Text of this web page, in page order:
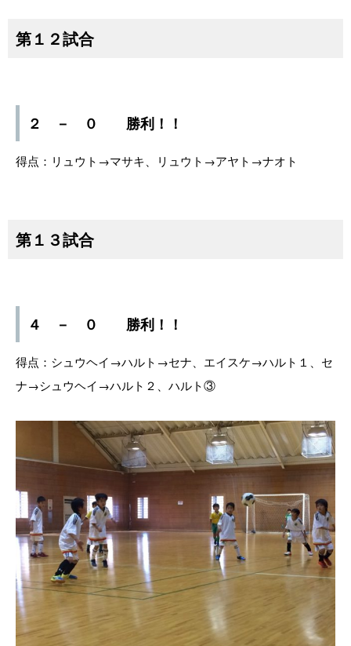
第１２試合
２ － ０ 勝利！！
得点：リュウト→マサキ、リュウト→アヤト→ナオト
第１３試合
４ － ０ 勝利！！
得点：シュウヘイ→ハルト→セナ、エイスケ→ハルト１、セ
ナ→シュウヘイ→ハルト２、ハルト③